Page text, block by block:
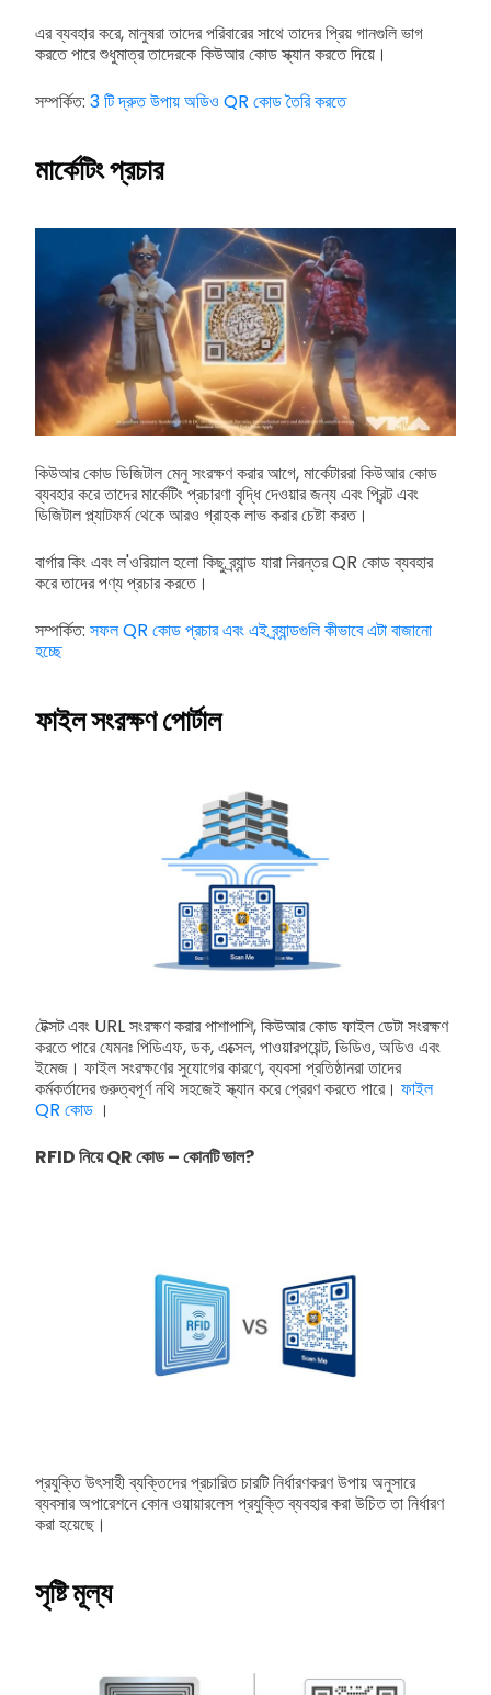
এর ব্যবহার করে, মানুষরা তাদের পরিবারের সাথে তাদের প্রিয় গানগুলি ভাগ
করতে পারে শুধুমাত্র তাদেরকে কিউআর কোড স্ক্যান করতে দিয়ে।
সম্পর্কিত: 3 টি দ্রুত উপায় অডিও QR কোড তৈরি করতে
মার্কেটিং প্রচার
কিউআর কোড ডিজিটাল মেনু সংরক্ষণ করার আগে, মার্কেটাররা কিউআর কোড
ব্যবহার করে তাদের মার্কেটিং প্রচারণা বৃদ্ধি দেওয়ার জন্য এবং প্রিন্ট এবং
ডিজিটাল প্ল্যাটফর্ম থেকে আরও গ্রাহক লাভ করার চেষ্টা করত।
বার্গার কিং এবং ল'ওরিয়াল হলো কিছু ব্র্যান্ড যারা নিরন্তর QR কোড ব্যবহার
করে তাদের পণ্য প্রচার করতে।
সম্পর্কিত: সফল QR কোড প্রচার এবং এই ব্র্যান্ডগুলি কীভাবে এটা বাজানো
হচ্ছে
ফাইল সংরক্ষণ পোর্টাল
টেক্সট এবং URL সংরক্ষণ করার পাশাপাশি, কিউআর কোড ফাইল ডেটা সংরক্ষণ
করতে পারে যেমনঃ পিডিএফ, ডক, এক্সেল, পাওয়ারপয়েন্ট, ভিডিও, অডিও এবং
ইমেজ। ফাইল সংরক্ষণের সুযোগের কারণে, ব্যবসা প্রতিষ্ঠানরা তাদের
কর্মকর্তাদের গুরুত্বপূর্ণ নথি সহজেই স্ক্যান করে প্রেরণ করতে পারে। ফাইল
QR কোড ।
RFID নিয়ে QR কোড – কোনটি ভাল?
প্রযুক্তি উৎসাহী ব্যক্তিদের প্রচারিত চারটি নির্ধারণকরণ উপায় অনুসারে
ব্যবসার অপারেশনে কোন ওয়ায়ারলেস প্রযুক্তি ব্যবহার করা উচিত তা নির্ধারণ
করা হয়েছে।
সৃষ্টি মূল্য